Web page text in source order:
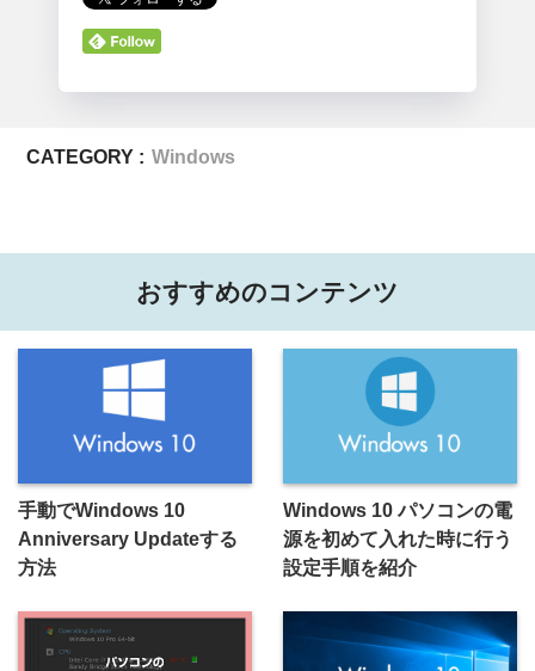
CATEGORY : Windows
おすすめのコンテンツ
手動でWindows 10
Anniversary Updateする
方法
Windows 10 パソコンの電
源を初めて入れた時に行う
設定手順を紹介